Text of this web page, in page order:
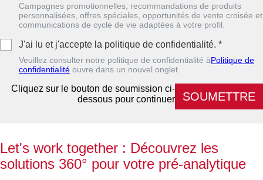
Campagnes promotionnelles, recommandations de produits
personnalisées, offres spéciales, opportunités de vente croisée et
communications de cycle de vie adaptées à votre profil.
J'ai lu et j'accepte la politique de confidentialité. *
Veuillez consulter notre politique de confidentialité àPolitique de
confidentialité ouvre dans un nouvel onglet
Cliquez sur le bouton de soumission ci-
dessous pour continuer
SOUMETTRE
Let's work together : Découvrez les
solutions 360° pour votre pré-analytique